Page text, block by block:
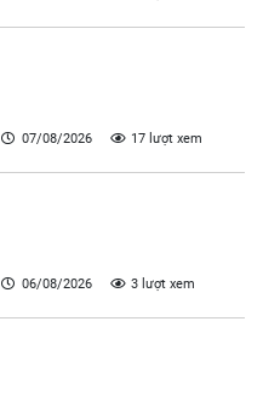
07/08/2026 17 lượt xem
06/08/2026 3 lượt xem